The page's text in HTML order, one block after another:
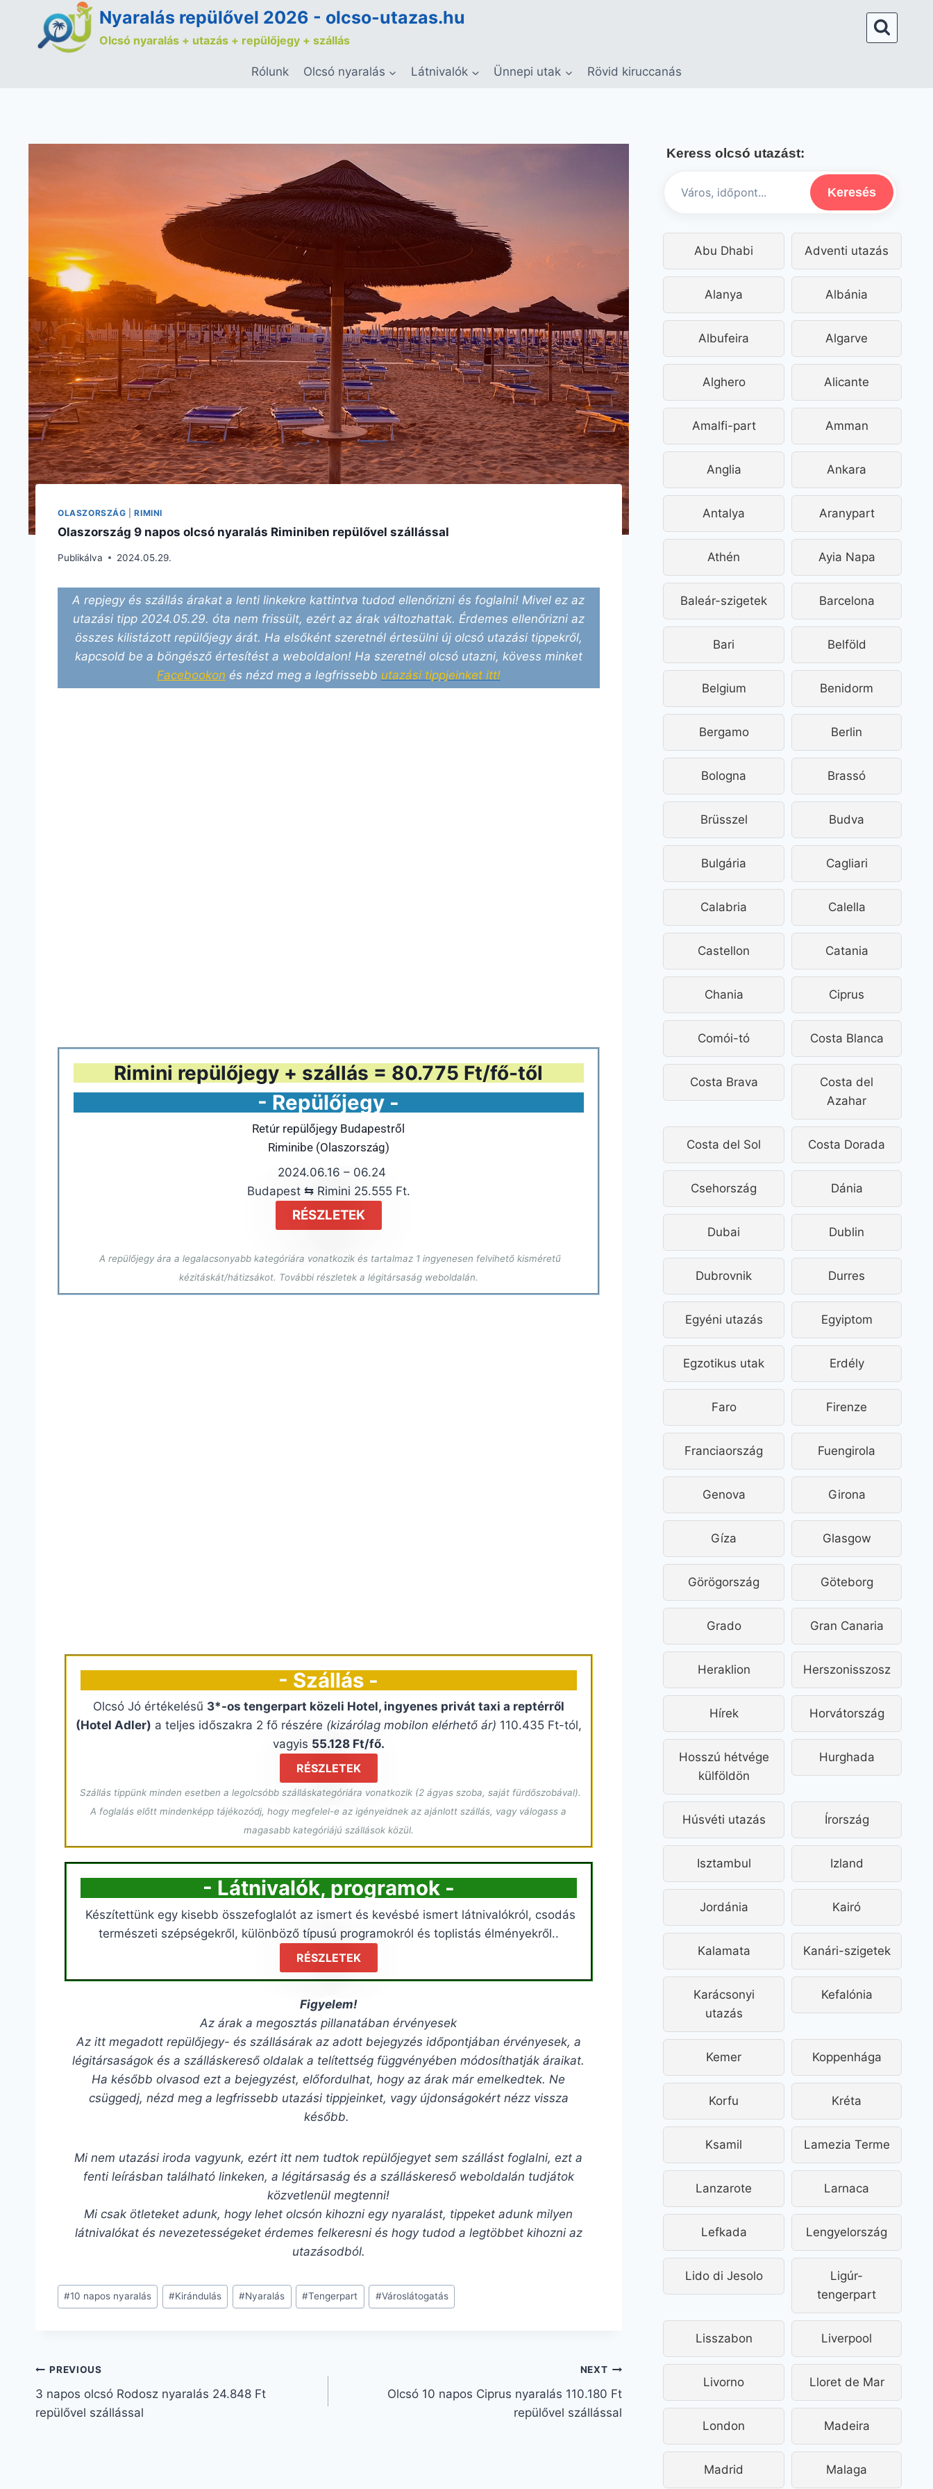
Nyaralás repülővel 2026 - olcso-utazas.hu
Olcsó nyaralás + utazás + repülőjegy + szállás
Rólunk Olcsó nyaralás Látnivalók Ünnepi utak Rövid kiruccanás
OLASZORSZÁG |RIMINI
Olaszország 9 napos olcsó nyaralás Riminiben repülővel szállással
Publikálva 2024.05.29.
A repjegy és szállás árakat a lenti linkekre kattintva tudod ellenőrizni és foglalni! Mivel ez az
utazási tipp 2024.05.29. óta nem frissült, ezért az árak változhattak. Érdemes ellenőrizni az
összes kilistázott repülőjegy árát. Ha elsőként szeretnél értesülni új olcsó utazási tippekről,
kapcsold be a böngésző értesítést a weboldalon! Ha szeretnél olcsó utazni, kövess minket
Facebookon és nézd meg a legfrissebb utazási tippjeinket itt!
Rimini repülőjegy + szállás = 80.775 Ft/fő-től
- Repülőjegy -
Retúr repülőjegy Budapestről
Riminibe (Olaszország)
2024.06.16 – 06.24
Budapest ⇆ Rimini 25.555 Ft.
RÉSZLETEK
A repülőjegy ára a legalacsonyabb kategóriára vonatkozik és tartalmaz 1 ingyenesen felvihető kisméretű
kézitáskát/hátizsákot. További részletek a légitársaság weboldalán.
- Szállás -
Olcsó Jó értékelésű 3*-os tengerpart közeli Hotel, ingyenes privát taxi a reptérről
(Hotel Adler) a teljes időszakra 2 fő részére (kizárólag mobilon elérhető ár) 110.435 Ft-tól,
vagyis 55.128 Ft/fő.
RÉSZLETEK
Szállás tippünk minden esetben a legolcsóbb szálláskategóriára vonatkozik (2 ágyas szoba, saját fürdőszobával).
A foglalás előtt mindenképp tájékozódj, hogy megfelel-e az igényeidnek az ajánlott szállás, vagy válogass a
magasabb kategóriájú szállások közül.
- Látnivalók, programok -
Készítettünk egy kisebb összefoglalót az ismert és kevésbé ismert látnivalókról, csodás
természeti szépségekről, különböző típusú programokról és toplistás élményekről..
RÉSZLETEK
Figyelem!
Az árak a megosztás pillanatában érvényesek
Az itt megadott repülőjegy- és szállásárak az adott bejegyzés időpontjában érvényesek, a
légitársaságok és a szálláskereső oldalak a telítettség függvényében módosíthatják áraikat.
Ha később olvasod ezt a bejegyzést, előfordulhat, hogy az árak már emelkedtek. Ne
csüggedj, nézd meg a legfrissebb utazási tippjeinket, vagy újdonságokért nézz vissza
később.
Mi nem utazási iroda vagyunk, ezért itt nem tudtok repülőjegyet sem szállást foglalni, ezt a
fenti leírásban található linkeken, a légitársaság és a szálláskereső weboldalán tudjátok
közvetlenül megtenni!
Mi csak ötleteket adunk, hogy lehet olcsón kihozni egy nyaralást, tippeket adunk milyen
látnivalókat és nevezetességeket érdemes felkeresni és hogy tudod a legtöbbet kihozni az
utazásodból.
#10 napos nyaralás #Kirándulás #Nyaralás #Tengerpart #Városlátogatás
PREVIOUS
3 napos olcsó Rodosz nyaralás 24.848 Ft
repülővel szállással
NEXT
Olcsó 10 napos Ciprus nyaralás 110.180 Ft
repülővel szállással
Keress olcsó utazást:
Keresés
Abu Dhabi Adventi utazás
Alanya Albánia
Albufeira Algarve
Alghero Alicante
Amalfi-part Amman
Anglia Ankara
Antalya Aranypart
Athén Ayia Napa
Baleár-szigetek Barcelona
Bari Belföld
Belgium Benidorm
Bergamo Berlin
Bologna Brassó
Brüsszel Budva
Bulgária Cagliari
Calabria Calella
Castellon Catania
Chania Ciprus
Comói-tó Costa Blanca
Costa Brava
Costa del
Azahar
Costa del Sol Costa Dorada
Csehország Dánia
Dubai Dublin
Dubrovnik Durres
Egyéni utazás Egyiptom
Egzotikus utak Erdély
Faro Firenze
Franciaország Fuengirola
Genova Girona
Gíza Glasgow
Görögország Göteborg
Grado Gran Canaria
Heraklion Herszonisszosz
Hírek Horvátország
Hosszú hétvége
külföldön
Hurghada
Húsvéti utazás Írország
Isztambul Izland
Jordánia Kairó
Kalamata Kanári-szigetek
Karácsonyi
utazás
Kefalónia
Kemer Koppenhága
Korfu Kréta
Ksamil Lamezia Terme
Lanzarote Larnaca
Lefkada Lengyelország
Lido di Jesolo
Ligúr-
tengerpart
Lisszabon Liverpool
Livorno Lloret de Mar
London Madeira
Madrid Malaga